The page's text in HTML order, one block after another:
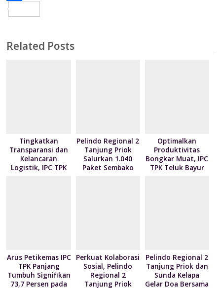
spo
a
ii
t
r
n
d
a
Related Posts
Tingkatkan
Transparansi dan
Kelancaran
Logistik, IPC TPK
Pelindo Regional 2
Tanjung Priok
Salurkan 1.040
Paket Sembako
Optimalkan
Produktivitas
Bongkar Muat, IPC
TPK Teluk Bayur
Arus Petikemas IPC
TPK Panjang
Tumbuh Signifikan
73,7 Persen pada
Perkuat Kolaborasi
Sosial, Pelindo
Regional 2
Tanjung Priok
Pelindo Regional 2
Tanjung Priok dan
Sunda Kelapa
Gelar Doa Bersama